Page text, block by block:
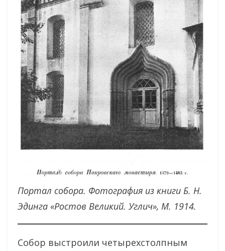
Портал собора. Фотография из книги Б. Н.
Эдинга «Ростов Великий. Углич», М. 1914.
Собор выстроили четырехстолпным